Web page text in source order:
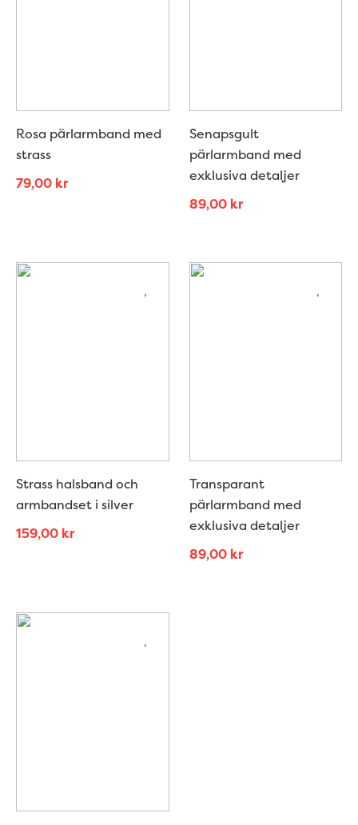
Rosa pärlarmband med
strass
79,00 kr
Senapsgult
pärlarmband med
exklusiva detaljer
89,00 kr
Strass halsband och
armbandset i silver
159,00 kr
Transparant
pärlarmband med
exklusiva detaljer
89,00 kr